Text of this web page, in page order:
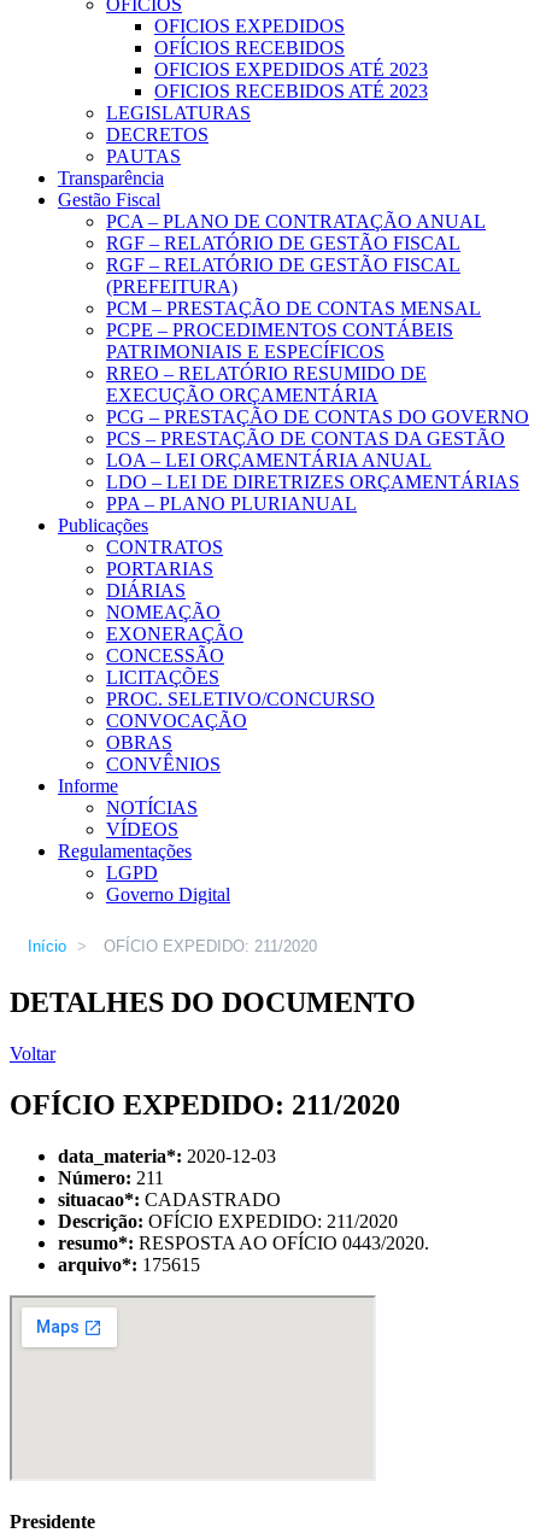
OFICIOS
OFICIOS EXPEDIDOS
OFÍCIOS RECEBIDOS
OFICIOS EXPEDIDOS ATÉ 2023
OFICIOS RECEBIDOS ATÉ 2023
LEGISLATURAS
DECRETOS
PAUTAS
Transparência
Gestão Fiscal
PCA – PLANO DE CONTRATAÇÃO ANUAL
RGF – RELATÓRIO DE GESTÃO FISCAL
RGF – RELATÓRIO DE GESTÃO FISCAL
(PREFEITURA)
PCM – PRESTAÇÃO DE CONTAS MENSAL
PCPE – PROCEDIMENTOS CONTÁBEIS
PATRIMONIAIS E ESPECÍFICOS
RREO – RELATÓRIO RESUMIDO DE
EXECUÇÃO ORÇAMENTÁRIA
PCG – PRESTAÇÃO DE CONTAS DO GOVERNO
PCS – PRESTAÇÃO DE CONTAS DA GESTÃO
LOA – LEI ORÇAMENTÁRIA ANUAL
LDO – LEI DE DIRETRIZES ORÇAMENTÁRIAS
PPA – PLANO PLURIANUAL
Publicações
CONTRATOS
PORTARIAS
DIÁRIAS
NOMEAÇÃO
EXONERAÇÃO
CONCESSÃO
LICITAÇÕES
PROC. SELETIVO/CONCURSO
CONVOCAÇÃO
OBRAS
CONVÊNIOS
Informe
NOTÍCIAS
VÍDEOS
Regulamentações
LGPD
Governo Digital
Início > OFÍCIO EXPEDIDO: 211/2020
DETALHES DO DOCUMENTO
Voltar
OFÍCIO EXPEDIDO: 211/2020
data_materia*: 2020-12-03
Número: 211
situacao*: CADASTRADO
Descrição: OFÍCIO EXPEDIDO: 211/2020
resumo*: RESPOSTA AO OFÍCIO 0443/2020.
arquivo*: 175615
Presidente